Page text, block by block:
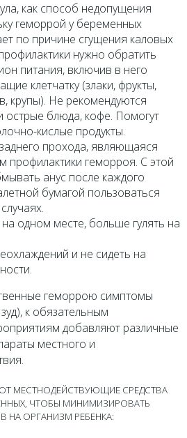
как способ недопущения
геморрой у беременных
по причине сгущения каловых
нужно обратить
питания, включив в него
клетчатку (злаки, фрукты,
крупы). Не рекомендуются
острые блюда, кофе. Помогут
кислые продукты.
прохода, являющаяся
геморроя. С этой
анус после каждого
бумагой пользоваться
одном месте, больше гулять на
и не сидеть на
геморрою симптомы
к обязательным
добавляют различные
местного и
МЕСТНОДЕЙСТВУЮЩИЕ СРЕДСТВА
ЧТОБЫ МИНИМИЗИРОВАТЬ
НА ОРГАНИЗМ РЕБЕНКА: